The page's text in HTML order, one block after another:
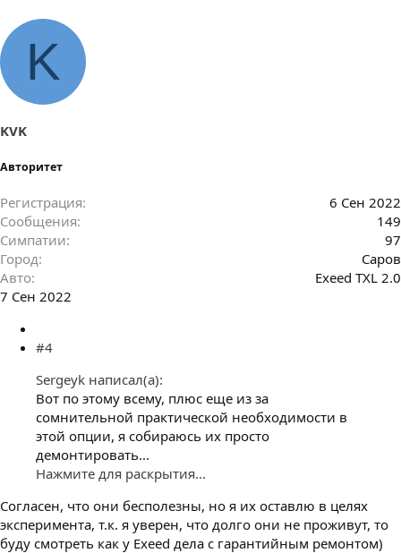
K
KVK
Авторитет
Регистрация
6 Сен 2022
Сообщения
149
Симпатии
97
Город
Саров
Авто
Exeed TXL 2.0
7 Сен 2022
#4
Sergeyk написал(а):
Вот по этому всему, плюс еще из за
сомнительной практической необходимости в
этой опции, я собираюсь их просто
демонтировать...
Нажмите для раскрытия...
Согласен, что они бесполезны, но я их оставлю в целях
эксперимента, т.к. я уверен, что долго они не проживут, то
буду смотреть как у Exeed дела с гарантийным ремонтом)